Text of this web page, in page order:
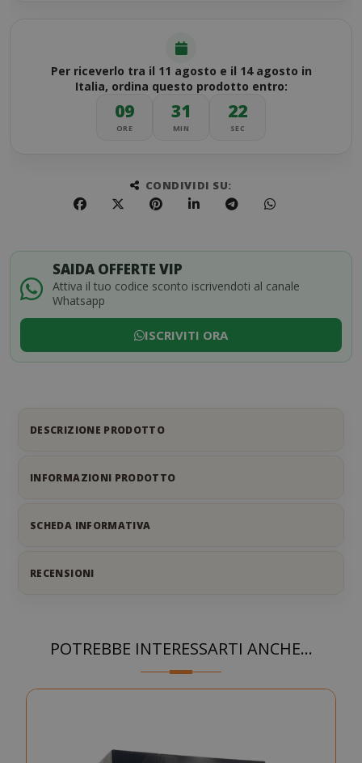
Per riceverlo tra il 11 agosto e il 14 agosto in
Italia, ordina questo prodotto entro:
09
ORE
31
MIN
21
SEC
CONDIVIDI SU:
SAIDA OFFERTE VIP
Attiva il tuo codice sconto iscrivendoti al canale
Whatsapp
ISCRIVITI ORA
DESCRIZIONE PRODOTTO
INFORMAZIONI PRODOTTO
SCHEDA INFORMATIVA
RECENSIONI
POTREBBE INTERESSARTI ANCHE...